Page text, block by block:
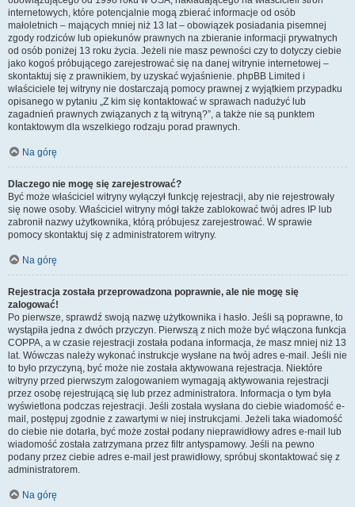
internetowych, które potencjalnie mogą zbierać informacje od osób
małoletnich – mających mniej niż 13 lat – obowiązek posiadania pisemnej
zgody rodziców lub opiekunów prawnych na zbieranie informacji prywatnych
od osób poniżej 13 roku życia. Jeżeli nie masz pewności czy to dotyczy ciebie
jako kogoś próbującego zarejestrować się na danej witrynie internetowej –
skontaktuj się z prawnikiem, by uzyskać wyjaśnienie. phpBB Limited i
właściciele tej witryny nie dostarczają pomocy prawnej z wyjątkiem przypadku
opisanego w pytaniu „Z kim się kontaktować w sprawach nadużyć lub
zagadnień prawnych związanych z tą witryną?”, a także nie są punktem
kontaktowym dla wszelkiego rodzaju porad prawnych.
Na górę
Dlaczego nie mogę się zarejestrować?
Być może właściciel witryny wyłączył funkcję rejestracji, aby nie rejestrowały
się nowe osoby. Właściciel witryny mógł także zablokować twój adres IP lub
zabronił nazwy użytkownika, którą próbujesz zarejestrować. W sprawie
pomocy skontaktuj się z administratorem witryny.
Na górę
Rejestracja została przeprowadzona poprawnie, ale nie mogę się
zalogować!
Po pierwsze, sprawdź swoją nazwę użytkownika i hasło. Jeśli są poprawne, to
wystąpiła jedna z dwóch przyczyn. Pierwszą z nich może być włączona funkcja
COPPA, a w czasie rejestracji została podana informacja, że masz mniej niż 13
lat. Wówczas należy wykonać instrukcje wysłane na twój adres e-mail. Jeśli nie
to było przyczyną, być może nie została aktywowana rejestracja. Niektóre
witryny przed pierwszym zalogowaniem wymagają aktywowania rejestracji
przez osobę rejestrującą się lub przez administratora. Informacja o tym była
wyświetlona podczas rejestracji. Jeśli została wysłana do ciebie wiadomość e-
mail, postępuj zgodnie z zawartymi w niej instrukcjami. Jeżeli taka wiadomość
do ciebie nie dotarła, być może został podany nieprawidłowy adres e-mail lub
wiadomość została zatrzymana przez filtr antyspamowy. Jeśli na pewno
podany przez ciebie adres e-mail jest prawidłowy, spróbuj skontaktować się z
administratorem.
Na górę